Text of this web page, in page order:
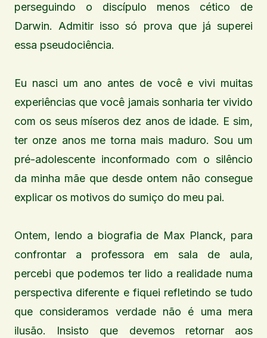
perseguindo o discípulo menos cético de
Darwin. Admitir isso só prova que já superei
essa pseudociência.
Eu nasci um ano antes de você e vivi muitas
experiências que você jamais sonharia ter vivido
com os seus míseros dez anos de idade. E sim,
ter onze anos me torna mais maduro. Sou um
pré-adolescente inconformado com o silêncio
da minha mãe que desde ontem não consegue
explicar os motivos do sumiço do meu pai.
Ontem, lendo a biografia de Max Planck, para
confrontar a professora em sala de aula,
percebi que podemos ter lido a realidade numa
perspectiva diferente e fiquei refletindo se tudo
que consideramos verdade não é uma mera
ilusão. Insisto que devemos retornar aos